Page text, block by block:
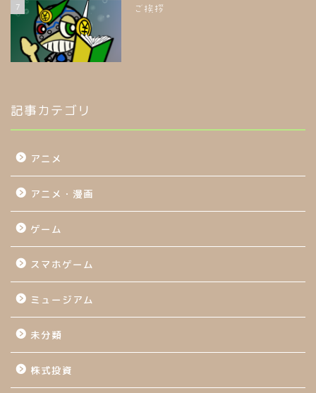
7 ご挨拶
記事カテゴリ
アニメ
アニメ・漫画
ゲーム
スマホゲーム
ミュージアム
未分類
株式投資